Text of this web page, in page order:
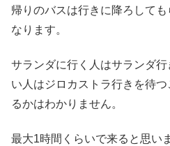
帰りのバスは行きに降ろして
なります。
サランダに行く人はサランダ
い人はジロカストラ行きを待
るかはわかりません。
最大1時間くらいで来ると思い